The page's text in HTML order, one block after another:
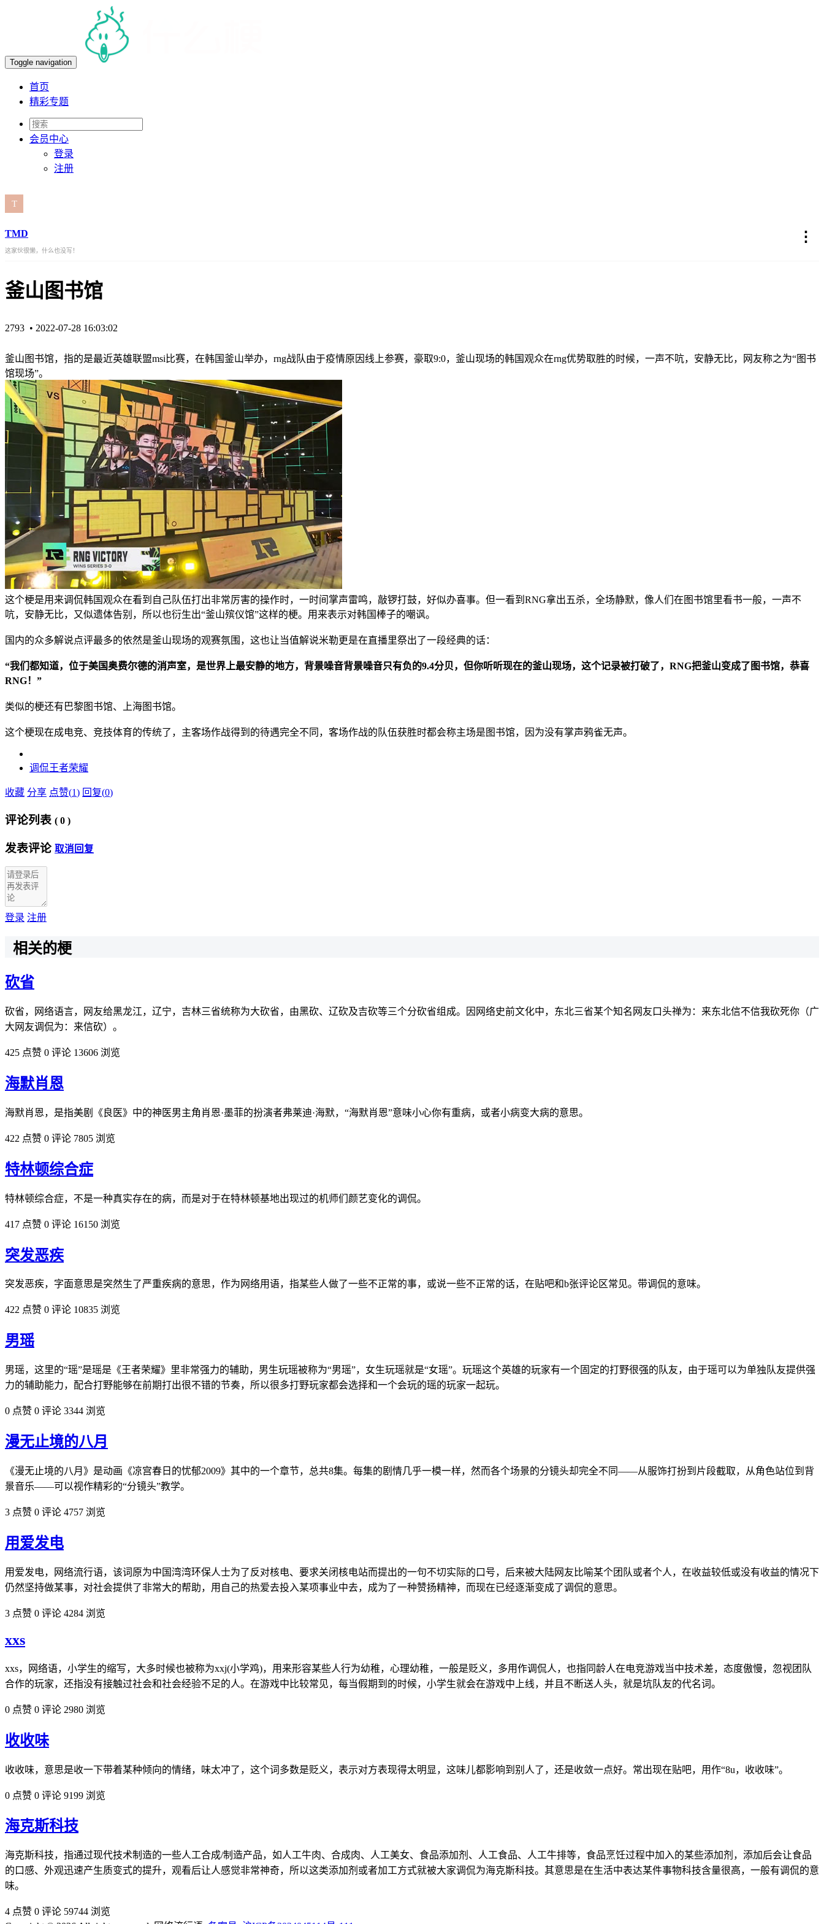
Toggle navigation
首页
精彩专题
会员中心
登录
注册
TMD ⋮
这家伙很懒，什么也没写！
釜山图书馆
2793 • 2022-07-28 16:03:02
釜山图书馆，指的是最近英雄联盟msi比赛，在韩国釜山举办，rng战队由于疫情原因线上参赛，豪取9:0，釜山现场的韩国观众在rng优势取胜的时候，一声不吭，安静无比，网友称之为“图书‌‌‌‌‌‌‌‌‌‌
馆现场”。
这个梗是用来调侃韩国观众在看到自‌‌‌‌‌‌‌‌‌‌‌‌‌‌‌己队伍打出非常厉害的操作时，一时间掌声雷鸣，敲锣打鼓，好似办喜事。但一看到RNG拿出五杀，全场静默，像人们在图书馆里看书一般，一声不
吭，安静无比，又似遗体告别，所以也衍生出“釜山殡仪馆”这样的梗。用来表示对韩国棒子的嘲讽。
国内的众多解说点评最多的依然是釜山现场的观赛氛围，这也让当值解说米勒更是在直播里祭出了一段经典的话：
“我们都知道，位于美国奥费尔德的消声室，是世界上最安静的地方，背景噪音背景噪音只有负的9.4分贝，但你听听现在的釜山现场，这个记录被打破了，RNG把釜山变成了图书馆，恭喜
RNG！”
类似的梗还有巴黎图书馆、上海图书馆。
这个梗现在成电竞、竞技体育的传统了，主客场作战得到的待遇完全不同，客场作战的队伍获胜时都会称主场是图书馆，因为没有掌声鸦雀无声。
调侃王者荣耀
收藏 分享 点赞(1) 回复(0)
评论列表 ( 0 )
发表评论 取消回复
登录 注册
相关的梗
砍省
砍省，网络语言，网友给黑龙江，辽宁，吉林三省统称为大砍省，由黑砍、辽砍及吉砍等三个分砍省组成。因网络史前文化中，东北三省某个知名网友口头禅为：来东北信不信我砍死你（广
大网友调侃为：来信砍）。
425 点赞 0 评论 13606 浏览
海默肖恩
海默肖恩，是指美剧《良医》中的神医男主角肖恩·墨菲的扮演者弗莱迪·海默，“海默肖恩”意味小心你有重病，或者小病变大病的意思。
422 点赞 0 评论 7805 浏览
特林顿综合症
特林顿综合症，不是一种真实存在的病，而是对于在特林顿基地出现过的机师们颜艺变化的调侃。
417 点赞 0 评论 16150 浏览
突发恶疾
突发恶疾，字面意思是突然生了严重疾病的意思，作为网络用语，指某些人做了一些不正常的事，或说一些不正常的话，在贴吧和b张评论区常见。带调侃的意味。
422 点赞 0 评论 10835 浏览
男瑶
男瑶，这里的“瑶”是瑶是《王者荣耀》里非常强力的辅助，男生玩瑶被称为“男瑶”，女生玩瑶就是“女瑶”。玩瑶这个英雄的玩家有一个固定的打野很强的队友，由于瑶可以为单独队友提供强
力的辅助能力，配合打野能够在前期打出很不错的节奏，所以很多打野玩家都会选择和一个会玩的瑶的玩家一起玩。​
0 点赞 0 评论 3344 浏览
漫无止境的八月
《漫无止境的八月》是动画《凉宫春日的忧郁2009》其中的一个章节，总共8集。每集的剧情几乎一模一样，然而各个场景的分镜头却完全不同——从服饰打扮到片段截取，从角色站位到背‌‌‌‌‌‌‌‌‌‌‌‌
景音乐——可以视作精彩的“分镜头”教学。
3 点赞 0 评论 4757 浏览
用爱发电
用爱发电，网络流行语，该词原为中国湾湾环保人士为了反对核电、要求关闭核电站而提出的一句不切实际的口号，后来被大陆网友比喻某个团队或者个人，在收益较低或没有收益的情况下
仍然坚持做某事，对社会提供了非常大的帮助，用自己的热爱去投入某项事业中去，成为了一种赞扬精神，而现在已经逐渐变成了调侃的意思。
3 点赞 0 评论 4284 浏览
xxs
xxs，网络语，小学生的缩写，大多时候也被称为xxj(小学鸡)，用来形容某些人行为幼稚，心理幼稚，一般是贬义，多用作调侃人，也指同龄人在电竞游戏当中技术差，态度傲慢，忽视团队
合作的玩家，还指没有接触过社会和社会经验不足的人。在游戏中比较常见，每当假期到的时候，小学生就会在游戏中上线，并且不断送人头，就是坑队友的代名词。
0 点赞 0 评论 2980 浏览
收收味
收收味，意思是收一下带着某种倾向的情绪，味太冲了，这个词多数是贬义，表示对方表现得太明显，这味儿都影响到别人了，还是收敛一点好。常出现在贴吧，用作“8u，收收味”。
0 点赞 0 评论 9199 浏览
海克斯科技
海克斯科技，指通过现代技术制造的一些人工合成/制造产品，如人工牛肉、合成肉、人工美女、食品添加剂、人工食品、人工牛排等，食品烹饪过程中加入的某些添加剂，添加后会让食品
的口感、外观迅速产生质变式的提升，观看后让人感觉非常神奇，所以这类添加剂或者加工方式就被大家调侃为海克斯科技。其意思是在生活中表达某件事物科技含量很高，一般有调侃的意
味。
4 点赞 0 评论 59744 浏览